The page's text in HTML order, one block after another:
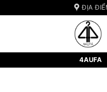
qua
ĐỊA
4AUFA